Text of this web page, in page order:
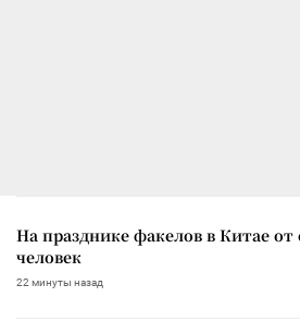
На празднике факелов в Китае от
человек
22 минуты назад